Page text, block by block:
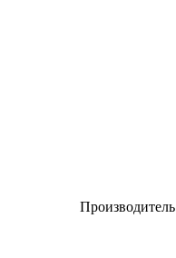
Производитель